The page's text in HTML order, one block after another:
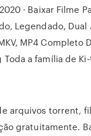
· Baixar Filme
Legendado, Dual
MP4 Completo
a família de
arquivos torrent,
gratuitamente.